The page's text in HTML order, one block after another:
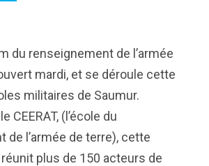
du renseignement de l’armée
mardi, et se déroule cette
militaires de Saumur.
CEERAT, (l’école du
de l’armée de terre), cette
plus de 150 acteurs de